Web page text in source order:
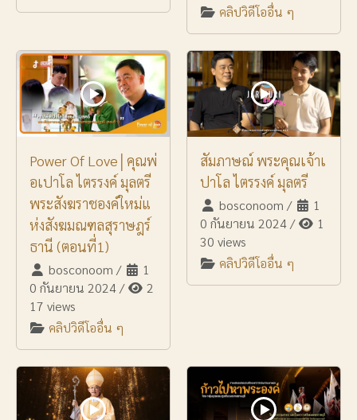
คลิปวิดีโออื่น ๆ
Power Of Love│คุณพ่
อเปาโล ไตรรงค์ มุลตรี
พระสังฆราชองค์ใหม่แ
ห่งสังฆมณฑลสุราษฎร์
ธานี (ตอนที่1)
bosconoom /
1
0 กันยายน 2024/
2
17 views
คลิปวิดีโออื่น ๆ
สัมภาษณ์ พระคุณเจ้าเ
ปาโล ไตรรงค์ มุลตรี
bosconoom /
1
0 กันยายน 2024/
1
30 views
คลิปวิดีโออื่น ๆ